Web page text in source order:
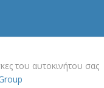
του αυτοκινήτου σας